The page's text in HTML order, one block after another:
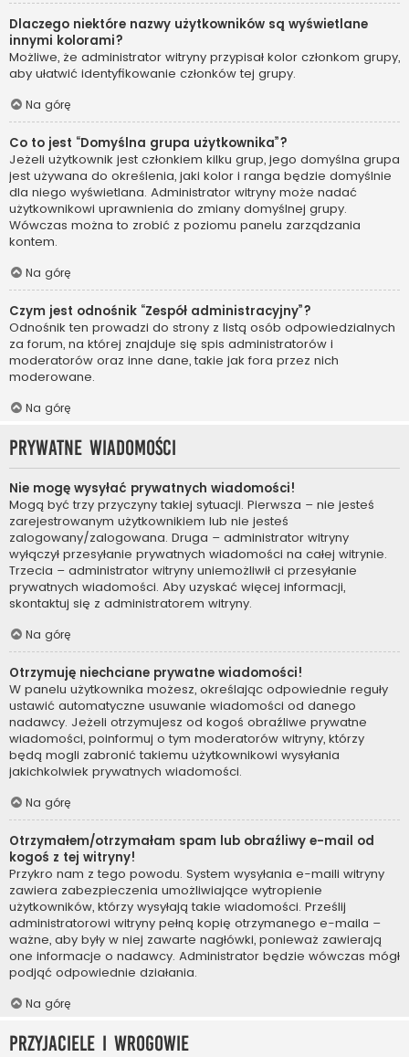
Dlaczego niektóre nazwy użytkowników są wyświetlane
innymi kolorami?
Możliwe, że administrator witryny przypisał kolor członkom grupy,
aby ułatwić identyfikowanie członków tej grupy.
Na górę
Co to jest “Domyślna grupa użytkownika”?
Jeżeli użytkownik jest członkiem kilku grup, jego domyślna grupa
jest używana do określenia, jaki kolor i ranga będzie domyślnie
dla niego wyświetlana. Administrator witryny może nadać
użytkownikowi uprawnienia do zmiany domyślnej grupy.
Wówczas można to zrobić z poziomu panelu zarządzania
kontem.
Na górę
Czym jest odnośnik “Zespół administracyjny”?
Odnośnik ten prowadzi do strony z listą osób odpowiedzialnych
za forum, na której znajduje się spis administratorów i
moderatorów oraz inne dane, takie jak fora przez nich
moderowane.
Na górę
Prywatne wiadomości
Nie mogę wysyłać prywatnych wiadomości!
Mogą być trzy przyczyny takiej sytuacji. Pierwsza – nie jesteś
zarejestrowanym użytkownikiem lub nie jesteś
zalogowany/zalogowana. Druga – administrator witryny
wyłączył przesyłanie prywatnych wiadomości na całej witrynie.
Trzecia – administrator witryny uniemożliwił ci przesyłanie
prywatnych wiadomości. Aby uzyskać więcej informacji,
skontaktuj się z administratorem witryny.
Na górę
Otrzymuję niechciane prywatne wiadomości!
W panelu użytkownika możesz, określając odpowiednie reguły
ustawić automatyczne usuwanie wiadomości od danego
nadawcy. Jeżeli otrzymujesz od kogoś obraźliwe prywatne
wiadomości, poinformuj o tym moderatorów witryny, którzy
będą mogli zabronić takiemu użytkownikowi wysyłania
jakichkolwiek prywatnych wiadomości.
Na górę
Otrzymałem/otrzymałam spam lub obraźliwy e-mail od
kogoś z tej witryny!
Przykro nam z tego powodu. System wysyłania e-maili witryny
zawiera zabezpieczenia umożliwiające wytropienie
użytkowników, którzy wysyłają takie wiadomości. Prześlij
administratorowi witryny pełną kopię otrzymanego e-maila –
ważne, aby były w niej zawarte nagłówki, ponieważ zawierają
one informacje o nadawcy. Administrator będzie wówczas mógł
podjąć odpowiednie działania.
Na górę
Przyjaciele i wrogowie